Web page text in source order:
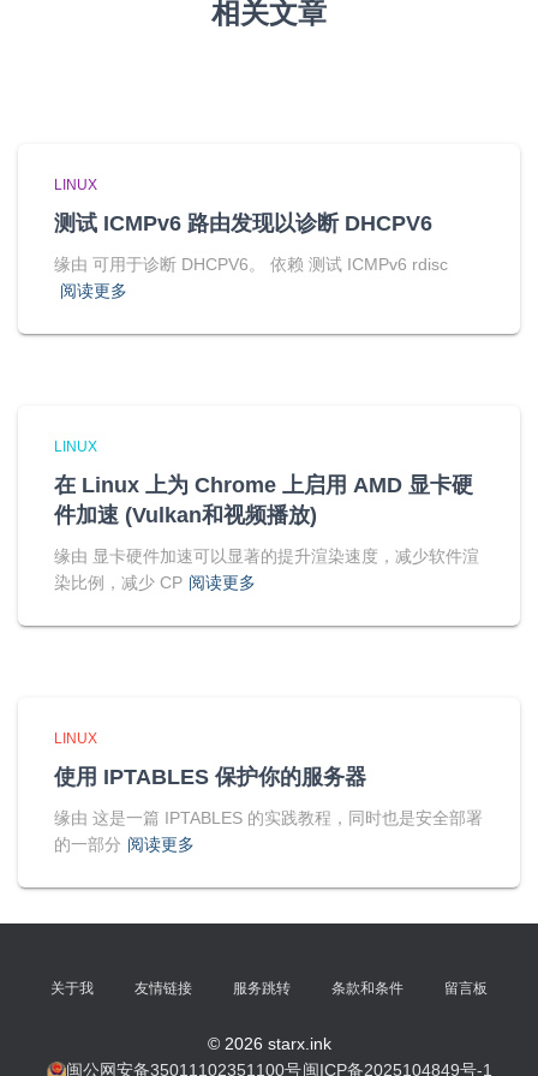
相关文章
LINUX
测试 ICMPv6 路由发现以诊断 DHCPV6
缘由 可用于诊断 DHCPV6。 依赖 测试 ICMPv6 rdisc
阅读更多
LINUX
在 Linux 上为 Chrome 上启用 AMD 显卡硬
件加速 (Vulkan和视频播放)
缘由 显卡硬件加速可以显著的提升渲染速度，减少软件渲
染比例，减少 CP 阅读更多
LINUX
使用 IPTABLES 保护你的服务器
缘由 这是一篇 IPTABLES 的实践教程，同时也是安全部署
的一部分 阅读更多
关于我 友情链接 服务跳转 条款和条件 留言板
© 2026 starx.ink
闽公网安备35011102351100号闽ICP备2025104849号-1